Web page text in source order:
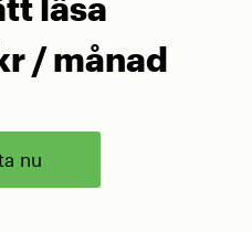
/ månad
nu